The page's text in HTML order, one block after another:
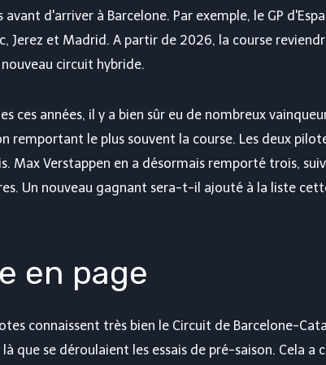
d'arriver à Barcelone. Par exemple, le GP
Jerez et Madrid. A partir de 2026, la course
circuit hybride.
ces années, il y a bien sûr eu de nombreux
remportant le plus souvent la course. Les deux
Max Verstappen en a désormais remporté trois,
Un nouveau gagnant sera-t-il ajouté à la liste
en page
connaissent très bien le Circuit de Barcelone-
que se déroulaient les essais de pré-saison. Cela a